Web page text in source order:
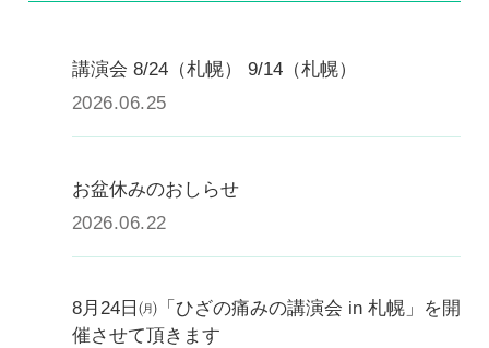
講演会 8/24（札幌） 9/14（札幌）
2026.06.25
お盆休みのおしらせ
2026.06.22
8月24日㈪「ひざの痛みの講演会 in 札幌」を開
催させて頂きます